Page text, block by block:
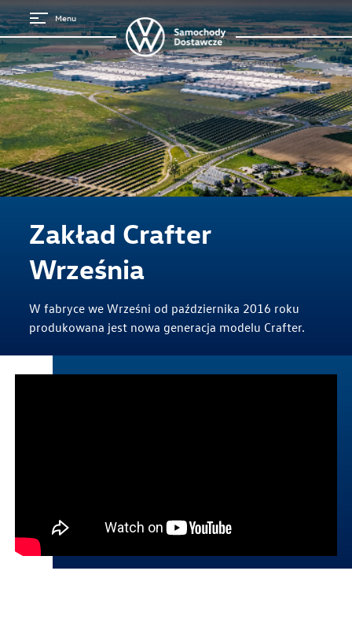
Menu
Zakład Crafter
Września
W fabryce we Wrześni od października 2016 roku
produkowana jest nowa generacja modelu Crafter.